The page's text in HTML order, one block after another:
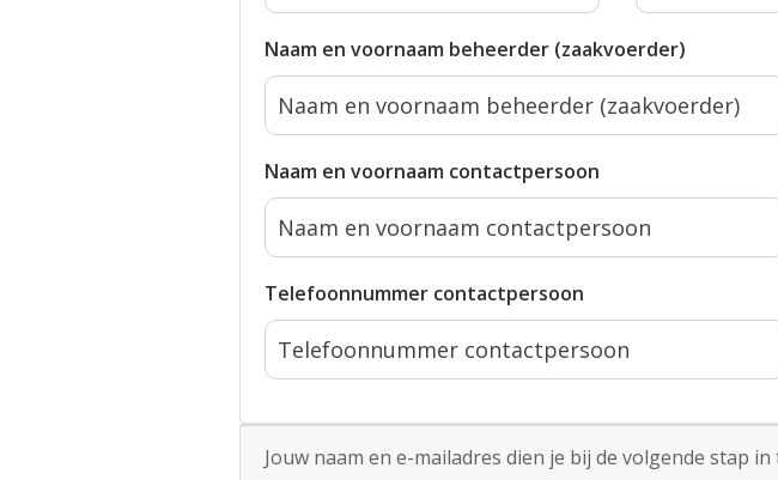
Naam en voornaam beheerder (zaakvoerder)
Naam en voornaam contactpersoon
Telefoonnummer contactpersoon
Jouw naam en e-mailadres dien je bij de volgende stap in